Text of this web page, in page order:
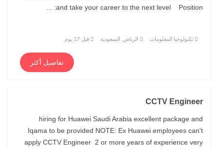
and take your career to the next level Position: ...
تكنولوجيا المعلومات الرياض, السعودية قبل 17 يوم
تفاصيل أكثر
CCTV Engineer
hiring for Huawei Saudi Arabia excellent package and
Iqama to be provided NOTE: Ex Huawei employees can't
apply CCTV Engineer 2 or more years of experience very